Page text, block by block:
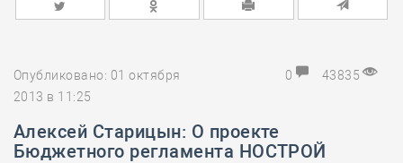
Опубликовано: 01 октября
2013 в 11:25
0 43835
Алексей Старицын: О проекте
Бюджетного регламента НОСТРОЙ